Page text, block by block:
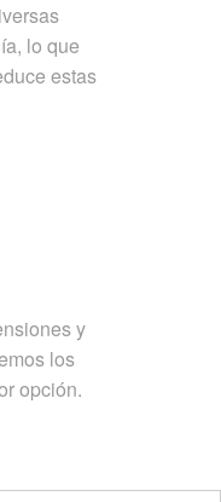
lo que
estas
y
los
opción.